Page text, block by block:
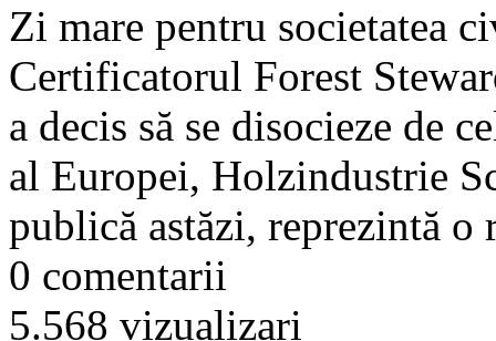
Zi mare pentru societatea
Certificatorul Forest
a decis să se disocieze de
al Europei, Holzindustrie
publică astăzi, reprezintă o
0 comentarii
5.568 vizualizari